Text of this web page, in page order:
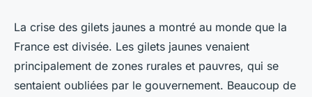
La crise des gilets jaunes a montré au monde que la
France est divisée. Les gilets jaunes venaient
principalement de zones rurales et pauvres, qui se
sentaient oubliées par le gouvernement. Beaucoup de